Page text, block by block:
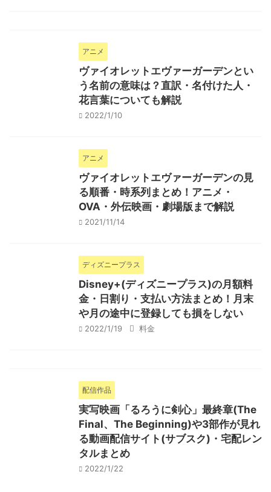
アニメ
ヴァイオレットエヴァーガーデンとい
う名前の意味は？直訳・名付けた人・
花言葉についても解説
2022/1/10
アニメ
ヴァイオレットエヴァーガーデンの見
る順番・時系列まとめ！アニメ・
OVA・外伝映画・劇場版まで解説
2021/11/14
ディズニープラス
Disney+(ディズニープラス)の月額料
金・日割り・支払い方法まとめ！月末
や月の途中に登録しても損をしない
2022/1/19 料金
配信作品
実写映画「るろうに剣心」最終章(The
Final、The Beginning)や3部作が見れ
る動画配信サイト(サブスク)・宅配レン
タルまとめ
2022/1/22